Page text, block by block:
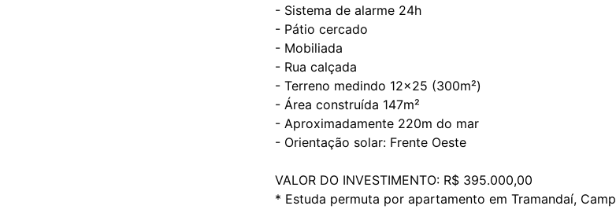
- Sistema de alarme 24h
- Pátio cercado
- Mobiliada
- Rua calçada
- Terreno medindo 12x25 (300m²)
- Área construída 147m²
- Aproximadamente 220m do mar
- Orientação solar: Frente Oeste
VALOR DO INVESTIMENTO: R$ 395.000,00
* Estuda permuta por apartamento em Tramandaí,